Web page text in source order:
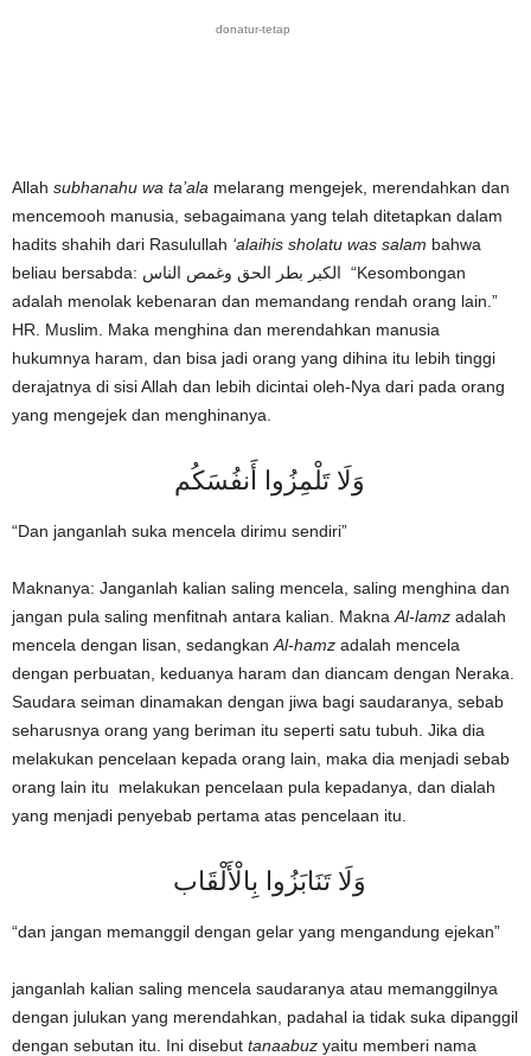
donatur-tetap
Allah subhanahu wa ta’ala melarang mengejek, merendahkan dan
mencemooh manusia, sebagaimana yang telah ditetapkan dalam
hadits shahih dari Rasulullah ‘alaihis sholatu was salam bahwa
beliau bersabda: الكبر بطر الحق وغمص الناس “Kesombongan
adalah menolak kebenaran dan memandang rendah orang lain.”
HR. Muslim. Maka menghina dan merendahkan manusia
hukumnya haram, dan bisa jadi orang yang dihina itu lebih tinggi
derajatnya di sisi Allah dan lebih dicintai oleh-Nya dari pada orang
yang mengejek dan menghinanya.
وَلَا تَلْمِزُوا أَنفُسَكُم
“Dan janganlah suka mencela dirimu sendiri”
Maknanya: Janganlah kalian saling mencela, saling menghina dan
jangan pula saling menfitnah antara kalian. Makna Al-lamz adalah
mencela dengan lisan, sedangkan Al-hamz adalah mencela
dengan perbuatan, keduanya haram dan diancam dengan Neraka.
Saudara seiman dinamakan dengan jiwa bagi saudaranya, sebab
seharusnya orang yang beriman itu seperti satu tubuh. Jika dia
melakukan pencelaan kepada orang lain, maka dia menjadi sebab
orang lain itu melakukan pencelaan pula kepadanya, dan dialah
yang menjadi penyebab pertama atas pencelaan itu.
وَلَا تَنَابَزُوا بِالْأَلْقَاب
“dan jangan memanggil dengan gelar yang mengandung ejekan”
janganlah kalian saling mencela saudaranya atau memanggilnya
dengan julukan yang merendahkan, padahal ia tidak suka dipanggil
dengan sebutan itu. Ini disebut tanaabuz yaitu memberi nama